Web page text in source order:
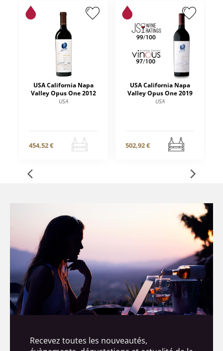
USA California Napa
Valley Opus One 2012
USA
454,52 €
USA California Napa
Valley Opus One 2019
USA
502,92 €
Recevez toutes les nouveautés,